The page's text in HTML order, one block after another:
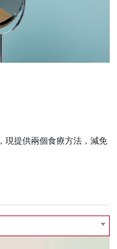
現提供兩個食療方法，減免